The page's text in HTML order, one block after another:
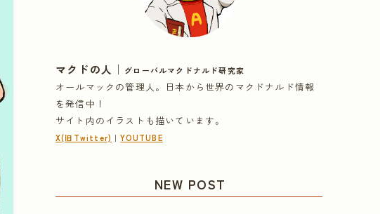
マクドの人 ｜ グローバルマクドナルド研究家
オールマックの管理人。日本から世界のマクドナルド情報
を発信中！
サイト内のイラストも描いています。
X(旧Twitter) ｜YOUTUBE
NEW POST